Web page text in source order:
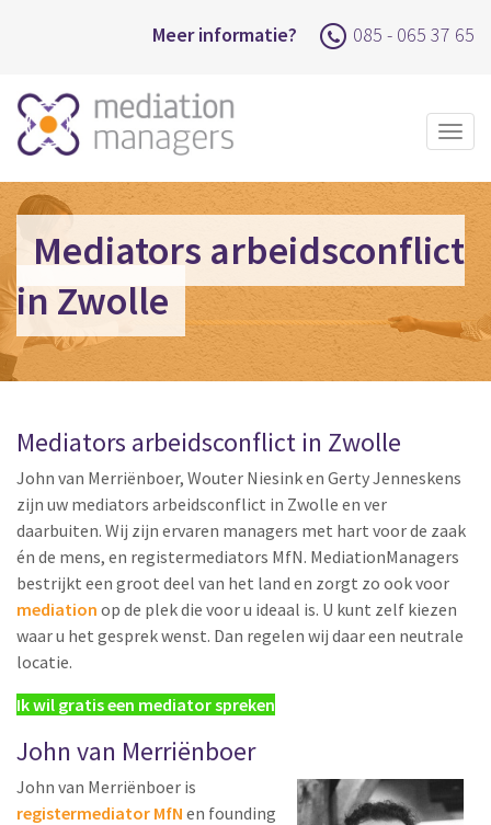
Meer informatie? 085 - 065 37 65
Mediators arbeidsconflict
in Zwolle
Mediators arbeidsconflict in Zwolle
John van Merriënboer, Wouter Niesink en Gerty Jenneskens
zijn uw mediators arbeidsconflict in Zwolle en ver
daarbuiten. Wij zijn ervaren managers met hart voor de zaak
én de mens, en registermediators MfN. MediationManagers
bestrijkt een groot deel van het land en zorgt zo ook voor
mediation op de plek die voor u ideaal is. U kunt zelf kiezen
waar u het gesprek wenst. Dan regelen wij daar een neutrale
locatie.
Ik wil gratis een mediator spreken
John van Merriënboer
John van Merriënboer is
registermediator MfN en founding